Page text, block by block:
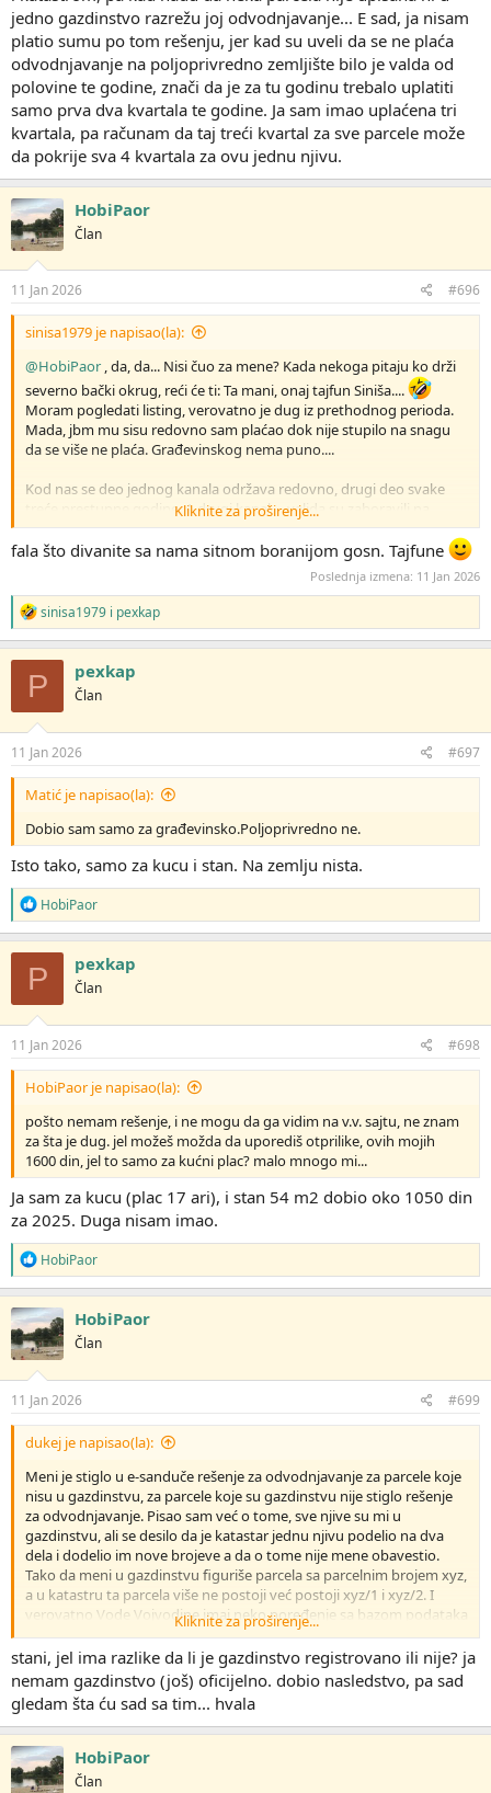
jedno gazdinstvo razrežu joj odvodnjavanje... E sad, ja nisam
platio sumu po tom rešenju, jer kad su uveli da se ne plaća
odvodnjavanje na poljoprivredno zemljište bilo je valda od
polovine te godine, znači da je za tu godinu trebalo uplatiti
samo prva dva kvartala te godine. Ja sam imao uplaćena tri
kvartala, pa računam da taj treći kvartal za sve parcele može
da pokrije sva 4 kvartala za ovu jednu njivu.
HobiPaor
Član
11 Jan 2026 #696
sinisa1979 je napisao(la):
@HobiPaor , da, da... Nisi čuo za mene? Kada nekoga pitaju ko drži
severno bački okrug, reći će ti: Ta mani, onaj tajfun Siniša....
Moram pogledati listing, verovatno je dug iz prethodnog perioda.
Mada, jbm mu sisu redovno sam plaćao dok nije stupilo na snagu
da se više ne plaća. Građevinskog nema puno....
Kod nas se deo jednog kanala održava redovno, drugi deo svake
treće prestupne godine. A drugi kanal.... valjda su zaboravili na
njega.
Kliknite za proširenje...
fala što divanite sa nama sitnom boranijom gosn. Tajfune
Poslednja izmena: 11 Jan 2026
R
e
a
g
o
a
n
j
sinisa1979 i pexkap
P pexkap
Član
11 Jan 2026 #697
Matić je napisao(la):
Dobio sam samo za građevinsko.Poljoprivredno ne.
Isto tako, samo za kucu i stan. Na zemlju nista.
R
e
a
g
o
a
n
j
HobiPaor
P pexkap
Član
11 Jan 2026 #698
HobiPaor je napisao(la):
pošto nemam rešenje, i ne mogu da ga vidim na v.v. sajtu, ne znam
za šta je dug. jel možeš možda da uporediš otprilike, ovih mojih
1600 din, jel to samo za kućni plac? malo mnogo mi...
Ja sam za kucu (plac 17 ari), i stan 54 m2 dobio oko 1050 din
za 2025. Duga nisam imao.
R
e
a
g
o
v
a
n
j
HobiPaor
HobiPaor
Član
11 Jan 2026 #699
dukej je napisao(la):
Meni je stiglo u e-sanduče rešenje za odvodnjavanje za parcele koje
nisu u gazdinstvu, za parcele koje su gazdinstvu nije stiglo rešenje
za odvodnjavanje. Pisao sam već o tome, sve njive su mi u
gazdinstvu, ali se desilo da je katastar jednu njivu podelio na dva
dela i dodelio im nove brojeve a da o tome nije mene obavestio.
Tako da meni u gazdinstvu figuriše parcela sa parcelnim brojem xyz,
a u katastru ta parcela više ne postoji već postoji xyz/1 i xyz/2. I
verovatno Vode Vojvodine imaj neko poređenje sa bazom podataka
iz eAgrara i katastrom, pa kad nađu da neka parcela nije upisana ni
u jedno gazdinstvo razrežu joj odvodnjavanje... E sad, ja nisam
platio sumu po tom rešenju, jer kad su uveli da se ne plaća
odvodnjavanje na poljoprivredno zemljište bilo je valda od polovine
te godine, znači da je za tu godinu trebalo uplatiti samo prva dva
kvartala te godine. Ja sam imao uplaćena tri kvartala, pa računam
da taj treći kvartal za sve parcele može da pokrije sva 4 kvartala za
ovu jednu njivu.
Kliknite za proširenje...
stani, jel ima razlike da li je gazdinstvo registrovano ili nije? ja
nemam gazdinstvo (još) oficijelno. dobio nasledstvo, pa sad
gledam šta ću sad sa tim... hvala
HobiPaor
Član